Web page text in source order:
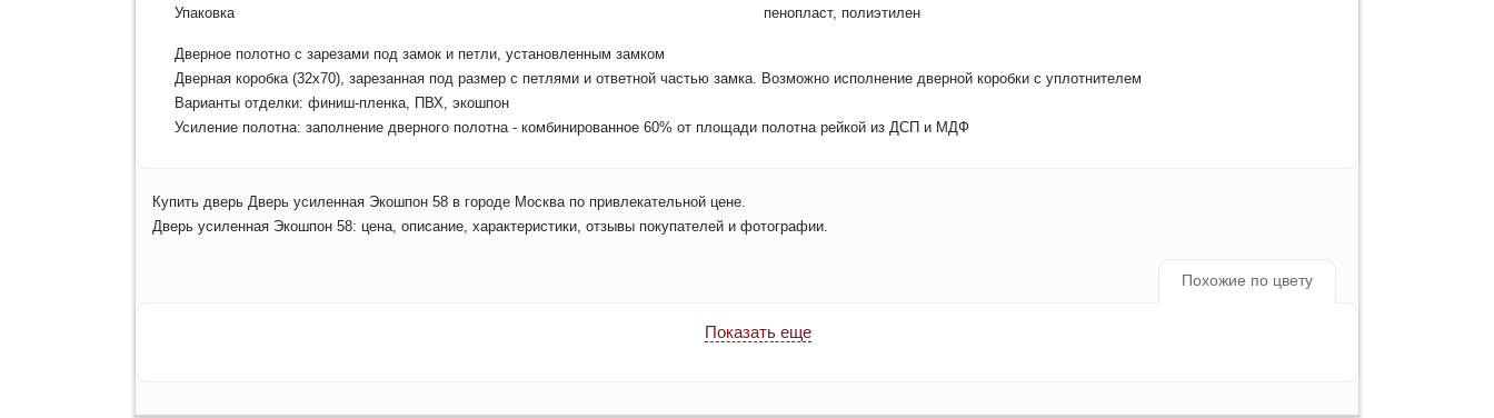
Упаковка пенопласт, полиэтилен
Дверное полотно с зарезами под замок и петли, установленным замком
Дверная коробка (32х70), зарезанная под размер с петлями и ответной частью замка. Возможно исполнение дверной коробки с уплотнителем
Варианты отделки: финиш-пленка, ПВХ, экошпон
Усиление полотна: заполнение дверного полотна - комбинированное 60% от площади полотна рейкой из ДСП и МДФ
Купить дверь Дверь усиленная Экошпон 58 в городе Москва по привлекательной цене.
Дверь усиленная Экошпон 58: цена, описание, характеристики, отзывы покупателей и фотографии.
Похожие по цвету
Показать еще